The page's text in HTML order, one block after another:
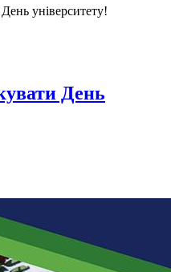
університету!
День